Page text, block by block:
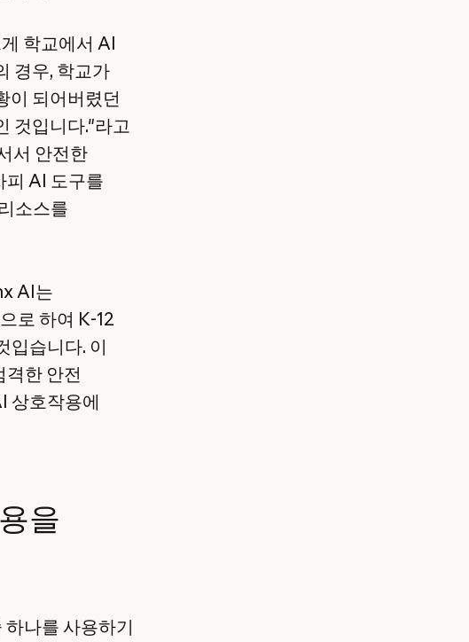
학교에서 AI
경우, 학교가
이 되어버렸던
것입니다."라고
서 안전한
피 AI 도구를
소스를
AI는
로 하여 K-12
입습니다. 이
한 안전
상호작용에
을
나를 사용하기